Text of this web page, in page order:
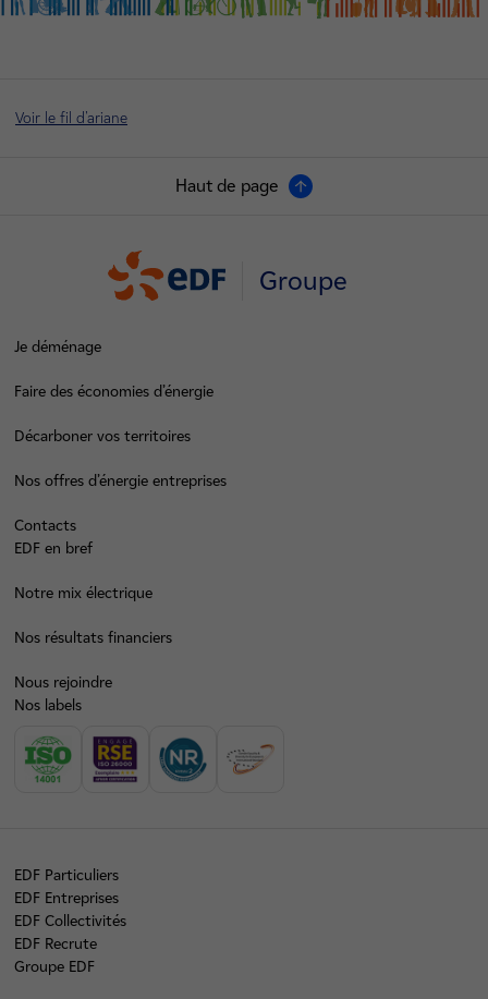
Voir le fil d'ariane
Haut de page
Groupe
Je déménage
Faire des économies d’énergie
Décarboner vos territoires
Nos offres d’énergie entreprises
Contacts
EDF en bref
Notre mix électrique
Nos résultats financiers
Nous rejoindre
Nos labels
EDF Particuliers
EDF Entreprises
EDF Collectivités
EDF Recrute
Groupe EDF